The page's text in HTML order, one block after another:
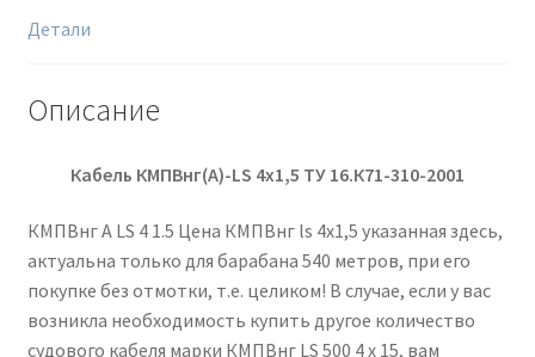
Детали
Описание
Кабель КМПВнг(А)-LS 4х1,5 ТУ 16.К71-310-2001
КМПВнг А LS 4 1.5 Цена КМПВнг ls 4х1,5 указанная здесь,
актуальна только для барабана 540 метров, при его
покупке без отмотки, т.е. целиком! В случае, если у вас
возникла необходимость купить другое количество
судового кабеля марки КМПВнг LS 500 4 х 15, вам